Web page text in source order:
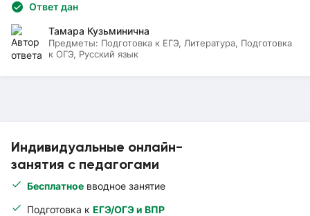
Индивидуальные онлайн-
занятия с педагогами
Бесплатное вводное занятие
Подготовка к ЕГЭ/ОГЭ и ВПР
Ответ дан
Тамара Кузьминична
Предметы: Подготовка к ЕГЭ, Литература, Подготовка
к ОГЭ, Русский язык